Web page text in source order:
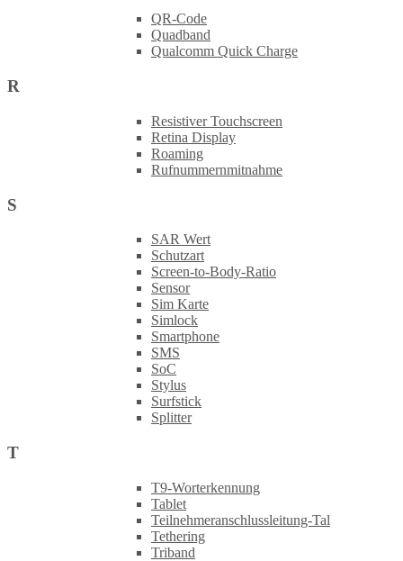
QR-Code
Quadband
Qualcomm Quick Charge
R
Resistiver Touchscreen
Retina Display
Roaming
Rufnummernmitnahme
S
SAR Wert
Schutzart
Screen-to-Body-Ratio
Sensor
Sim Karte
Simlock
Smartphone
SMS
SoC
Stylus
Surfstick
Splitter
T
T9-Worterkennung
Tablet
Teilnehmeranschlussleitung-Tal
Tethering
Triband